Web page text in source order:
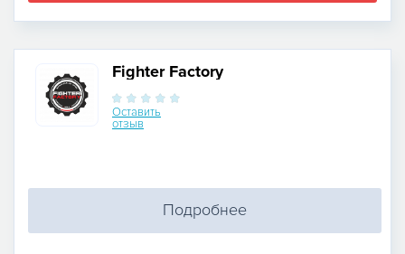
Fighter Factory
Оставить
отзыв
Подробнее